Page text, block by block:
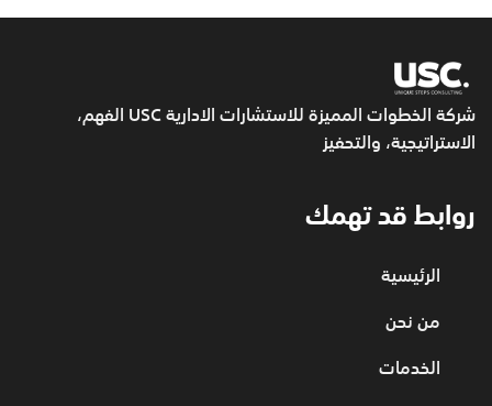
شركة الخطوات المميزة للاستشارات الادارية USC
الفهم،
الاستراتيجية، والتحفيز
روابط قد تهمك
الرئيسية
من نحن
الخدمات